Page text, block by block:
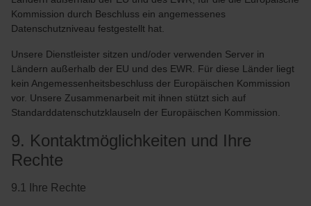
Kommission durch Beschluss ein angemessenes
Datenschutzniveau festgestellt hat.
Unsere Dienstleister sitzen und/oder verwenden Server in
Ländern außerhalb der EU und des EWR. Für diese Länder liegt
kein Angemessenheitsbeschluss der Europäischen Kommission
vor. Unsere Zusammenarbeit mit ihnen stützt sich auf
Standarddatenschutzklauseln der Europäischen Kommission.
9. Kontaktmöglichkeiten und Ihre
Rechte
9.1 Ihre Rechte